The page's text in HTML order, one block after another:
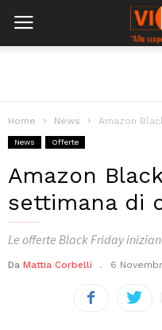
Home News Amazon
News Offerte
Amazon
settimana di
Le offerte Black Friday
Da Mattia Corbelli 6